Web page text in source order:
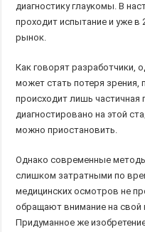
диагностику глаукомы. В
проходит испытание и уже в
рынок.
Как говорят разработчики,
может стать потеря зрения,
происходит лишь частичная
диагностировано на этой
можно приостановить.
Однако современные
слишком затратными по
медицинских осмотров не
обращают внимание на свой
Придуманное же